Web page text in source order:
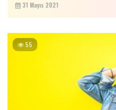
31 Mayıs 2021
55